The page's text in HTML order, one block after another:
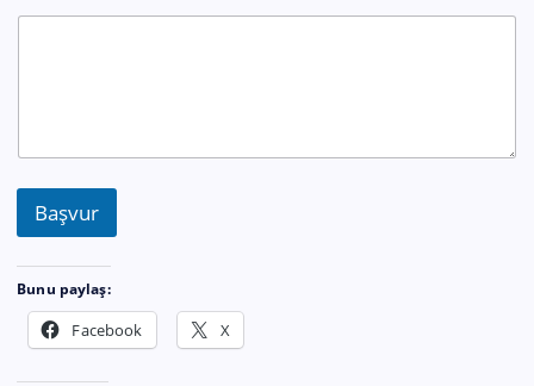
Başvur
Bunu paylaş:
Facebook X